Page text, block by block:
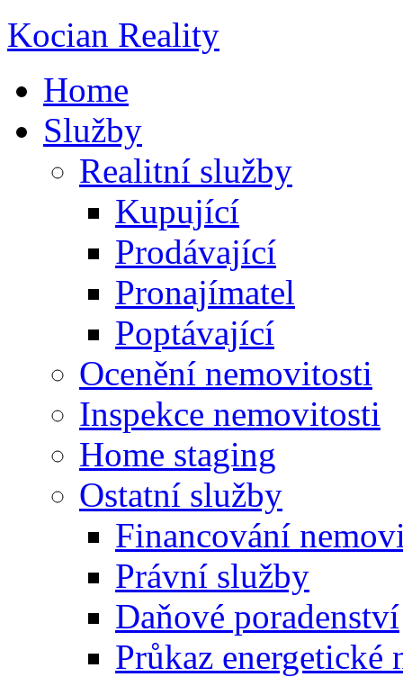
Kocian Reality
Home
Služby
Realitní služby
Kupující
Prodávající
Pronajímatel
Poptávající
Ocenění nemovitosti
Inspekce nemovitosti
Home staging
Ostatní služby
Financování
Právní služby
Daňové poradenství
Průkaz energetické